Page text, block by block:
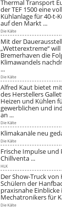
Thermal Transport
der TEF 1500 eine
Kühlanlage für 40-t-
auf den Markt ...
Die Kälte
Mit der
„Wetterextreme“
Bremerhaven die
Klimawandels
...
Die Kälte
Alfred Kaut bietet
des Herstellers
Heizen und Kühlen
gewerblichen und
an ...
Die Kälte
Klimakanäle neu
Die Kälte
Frische Impulse und
Chillventa ...
HLK
Der Show-Truck von
Schülern der
praxisnahe
Mechatronikers für
Die Kälte